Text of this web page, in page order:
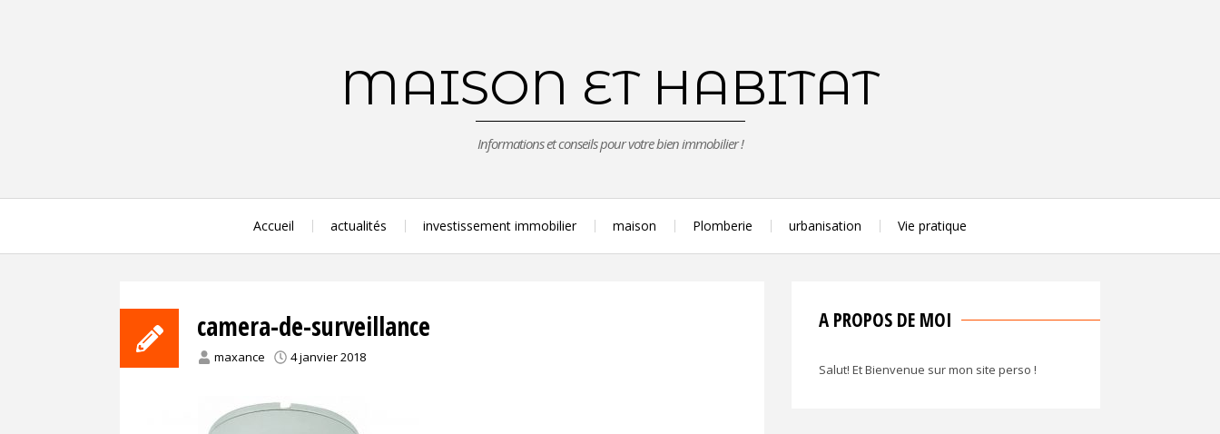
MAISON ET HABITAT
Informations et conseils pour votre bien immobilier !
Accueil actualités investissement immobilier maison Plomberie urbanisation Vie pratique
camera-de-surveillance
maxance 4 janvier 2018
A PROPOS DE MOI
Salut! Et Bienvenue sur mon site perso !